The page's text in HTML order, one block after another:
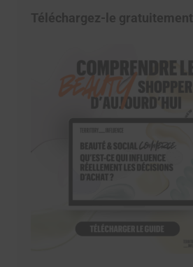
Téléchargez-le gratuitement